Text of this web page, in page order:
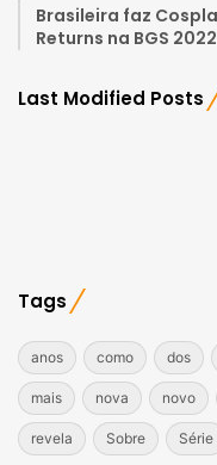
Brasileira faz
Returns na BGS
Last Modified Posts
Tags
anos como dos
mais nova novo
revela Sobre Série